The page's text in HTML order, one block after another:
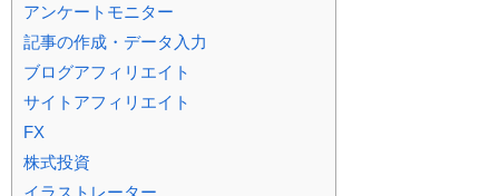
アンケートモニター
記事の作成・データ入力
ブログアフィリエイト
サイトアフィリエイト
FX
株式投資